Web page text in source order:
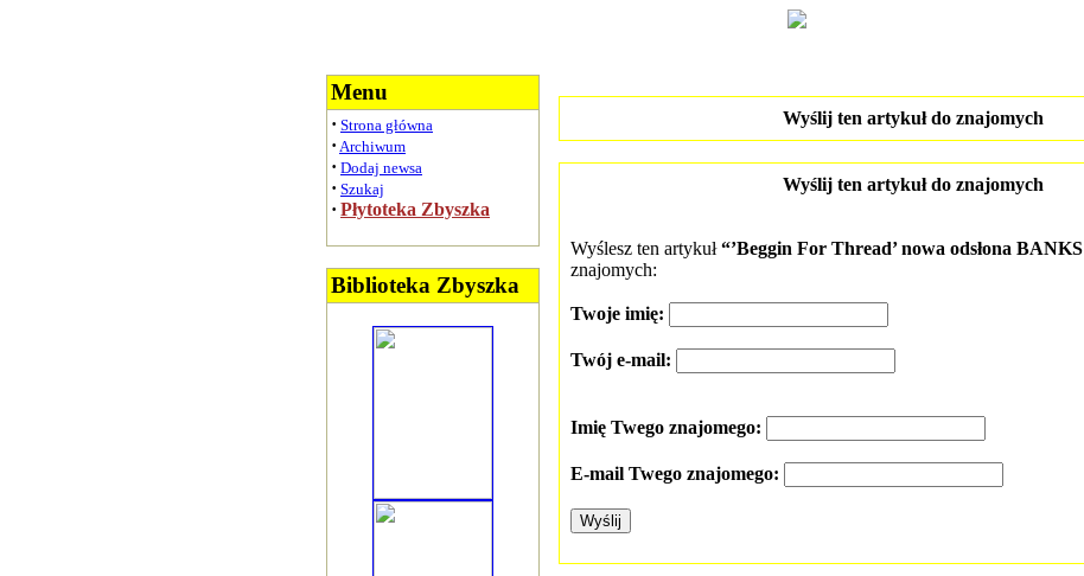
Menu
· Strona główna
· Archiwum
· Dodaj newsa
· Szukaj
· Płytoteka Zbyszka
Biblioteka Zbyszka
Wyślij ten artykuł do znajomych
Wyślij ten artykuł do znajomych
Wyślesz ten artykuł“’Beggin For Thread’ nowa odsłona BANKS
znajomych:
Twoje imię:
Twój e-mail:
Imię Twego znajomego:
E-mail Twego znajomego: